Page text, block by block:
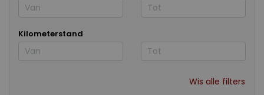
Kilometerstand
Wis alle filters